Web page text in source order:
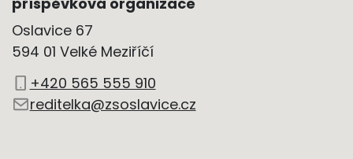
Oslavice 67
594 01 Velké Meziříčí
+420 565 555 910
reditelka@zsoslavice.cz